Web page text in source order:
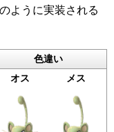
ように実装される
色違い
オス メス